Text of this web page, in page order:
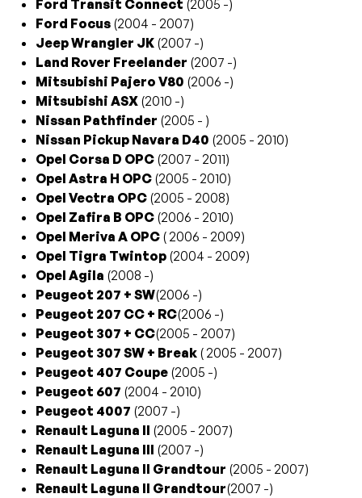
Ford Transit Connect (2005 -)
Ford Focus (2004 - 2007)
Jeep Wrangler JK (2007 -)
Land Rover Freelander (2007 -)
Mitsubishi Pajero V80 (2006 -)
Mitsubishi ASX (2010 -)
Nissan Pathfinder (2005 - )
Nissan Pickup Navara D40 (2005 - 2010)
Opel Corsa D OPC (2007 - 2011)
Opel Astra H OPC (2005 - 2010)
Opel Vectra OPC (2005 - 2008)
Opel Zafira B OPC (2006 - 2010)
Opel Meriva A OPC ( 2006 - 2009)
Opel Tigra Twintop (2004 - 2009)
Opel Agila (2008 -)
Peugeot 207 + SW(2006 -)
Peugeot 207 CC + RC(2006 -)
Peugeot 307 + CC(2005 - 2007)
Peugeot 307 SW + Break ( 2005 - 2007)
Peugeot 407 Coupe (2005 -)
Peugeot 607 (2004 - 2010)
Peugeot 4007 (2007 -)
Renault Laguna II (2005 - 2007)
Renault Laguna III (2007 -)
Renault Laguna II Grandtour (2005 - 2007)
Renault Laguna II Grandtour(2007 -)